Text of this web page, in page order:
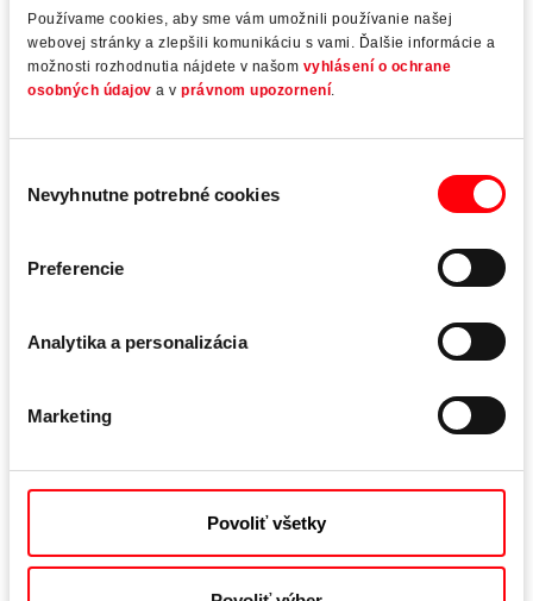
Používame cookies, aby sme vám umožnili používanie našej
webovej stránky a zlepšili komunikáciu s vami. Ďalšie informácie a
možnosti rozhodnutia nájdete v našom vyhlásení o ochrane
osobných údajov a v právnom upozornení.
súhlasu
Nevyhnutne potrebné cookies
Preferencie
Analytika a personalizácia
Marketing
Povoliť všetky
Montáž